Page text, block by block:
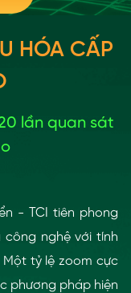
HÓA CẤP
lần quan sát
- TCI tiên phong
nghệ với tính
tỷ lệ zoom cực
phương pháp hiện